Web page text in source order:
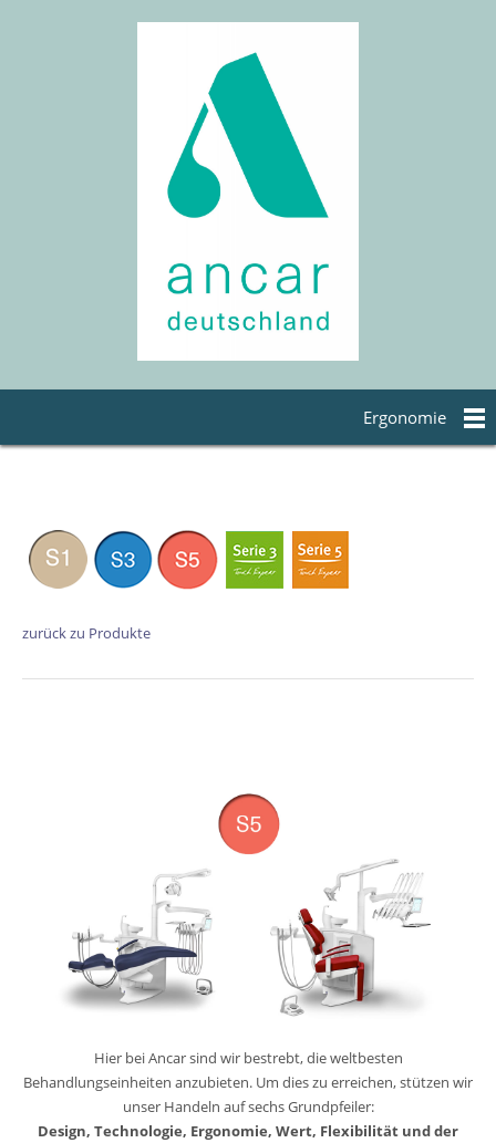
Ergonomie
zurück zu Produkte
Hier bei Ancar sind wir bestrebt, die weltbesten
Behandlungseinheiten anzubieten. Um dies zu erreichen, stützen wir
unser Handeln auf sechs Grundpfeiler:
Design, Technologie, Ergonomie, Wert, Flexibilität und der